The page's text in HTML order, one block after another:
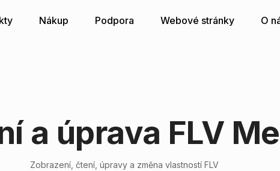
Nákup Podpora Webové stránky O
a úprava FLV
Zobrazení, čtení, úpravy a změna vlastností FLV